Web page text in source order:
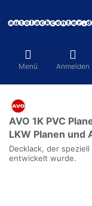
Menü Anmelden
AVO 1K PVC
LKW Planen und
Decklack, der
entwickelt wurde.